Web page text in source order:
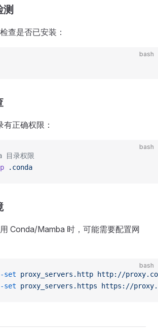
测
查是否已安装：
bash
正确权限：
bash
录权限
.conda
Conda/Mamba 时，可能需要配置网
bash
set proxy_servers.http http://
set proxy_servers.https https://